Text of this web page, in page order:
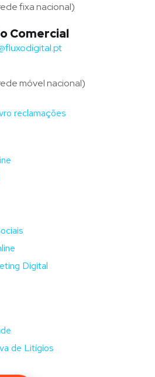
fixa nacional)
Comercial
móvel nacional)
Digital
de Litígios